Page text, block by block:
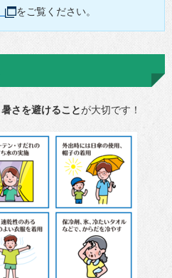
をご覧ください。
暑さを避けることが大切です！